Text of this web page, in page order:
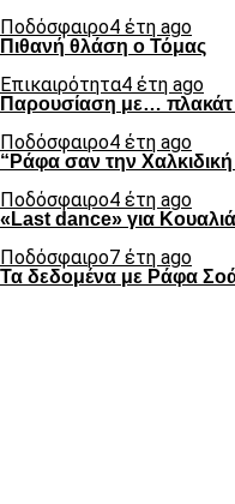
Ποδόσφαιρο4 έτη ago
Πιθανή θλάση ο Τόμας
Επικαιρότητα4 έτη ago
Παρουσίαση με… πλακάτ
Ποδόσφαιρο4 έτη ago
“Ράφα σαν την Χαλκιδική
Ποδόσφαιρο4 έτη ago
«Last dance» για
Ποδόσφαιρο7 έτη ago
Τα δεδομένα με Ράφα